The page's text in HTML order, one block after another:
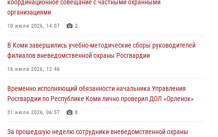
02 августа 2026, 06:17
В Койгородском районе местный житель обратился в Росгвардию
31 июля 2026, 10:55
Временно исполняющий обязанности начальника Управления
31 июля 2026, 06:57 8
В Усинске росгвардейцы оперативно отработали план «Квартал»
координационное совещание с частными охранными
организациями
10 июля 2026, 14:07 2
В Коми завершились учебно-методические сборы руководителей
филиалов вневедомственной охраны Росгвардии
16 июля 2026, 12:46
Временно исполняющий обязанности начальника Управления
Росгвардии по Республике Коми лично проверил ДОЛ «Орленок»
31 июля 2026, 06:57 8
За прошедшую неделю сотрудники вневедомственной охраны